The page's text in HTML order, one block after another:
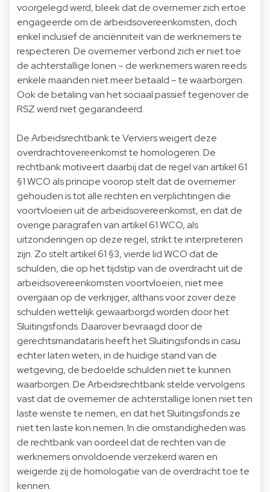
voorgelegd werd, bleek dat de overnemer zich ertoe
engageerde om de arbeidsovereenkomsten, doch
enkel inclusief de anciënniteit van de werknemers te
respecteren. De overnemer verbond zich er niet toe
de achterstallige lonen – de werknemers waren reeds
enkele maanden niet meer betaald – te waarborgen.
Ook de betaling van het sociaal passief tegenover de
RSZ werd niet gegarandeerd.
De Arbeidsrechtbank te Verviers weigert deze
overdrachtovereenkomst te homologeren. De
rechtbank motiveert daarbij dat de regel van artikel 61
§1 WCO als principe voorop stelt dat de overnemer
gehouden is tot alle rechten en verplichtingen die
voortvloeien uit de arbeidsovereenkomst, en dat de
overige paragrafen van artikel 61 WCO, als
uitzonderingen op deze regel, strikt te interpreteren
zijn. Zo stelt artikel 61 §3, vierde lid WCO dat de
schulden, die op het tijdstip van de overdracht uit de
arbeidsovereenkomsten voortvloeien, niet mee
overgaan op de verkrijger, althans voor zover deze
schulden wettelijk gewaarborgd worden door het
Sluitingsfonds. Daarover bevraagd door de
gerechtsmandataris heeft het Sluitingsfonds in casu
echter laten weten, in de huidige stand van de
wetgeving, de bedoelde schulden niet te kunnen
waarborgen. De Arbeidsrechtbank stelde vervolgens
vast dat de overnemer de achterstallige lonen niet ten
laste wenste te nemen, en dat het Sluitingsfonds ze
niet ten laste kon nemen. In die omstandigheden was
de rechtbank van oordeel dat de rechten van de
werknemers onvoldoende verzekerd waren en
weigerde zij de homologatie van de overdracht toe te
kennen.